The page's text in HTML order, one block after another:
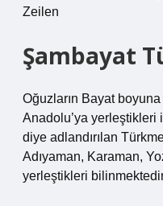
Zeilen
Şambayat
Oğuzların Bayat
Anadolu’ya yerleştikleri
diye adlandırılan
Adıyaman, Karaman,
yerleştikleri